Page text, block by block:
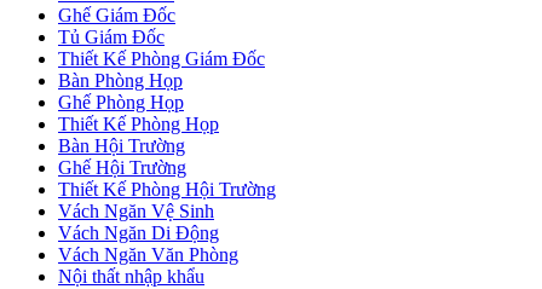
Ghế Giám Đốc
Tủ Giám Đốc
Thiết Kế Phòng Giám Đốc
Bàn Phòng Họp
Ghế Phòng Họp
Thiết Kế Phòng Họp
Bàn Hội Trường
Ghế Hội Trường
Thiết Kế Phòng Hội Trường
Vách Ngăn Vệ Sinh
Vách Ngăn Di Động
Vách Ngăn Văn Phòng
Nội thất nhập khẩu